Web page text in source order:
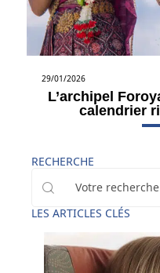
29/01/2026
L’archipel
calendrier
RECHERCHE
LES ARTICLES CLÉS